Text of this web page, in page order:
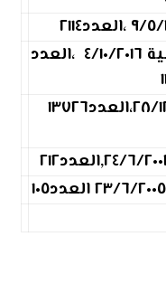
السيد عميد كلية التربية ٤/١٠/٢٠١٦ ،العدد